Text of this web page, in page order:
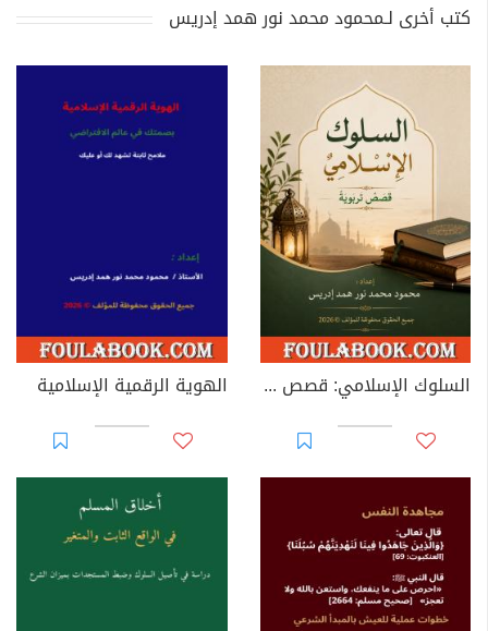
كتب أخرى لـمحمود محمد نور همد إدريس
السلوك الإسلامي: قصص تربوية الهوية الرقمية الإسلامية